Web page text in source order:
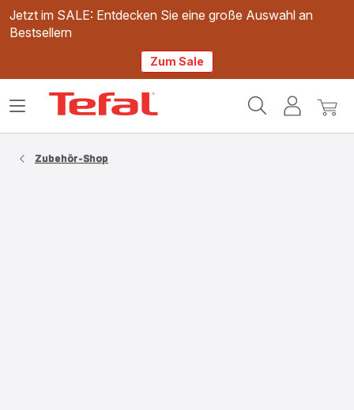
Jetzt im SALE: Entdecken Sie eine große Auswahl an
Bestsellern
Zum Sale
Mein
Mein
Das
Zubehör-Shop